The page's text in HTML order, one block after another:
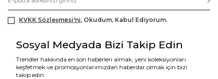
KVKK Sözleşmesi'ni, Okudum, Kabul Ediyorum.
Sosyal Medyada Bizi Takip Edin
Trendler hakkında en son haberleri almak, yeni koleksiyonları
keşfetmek ve promosyonlarımızdan haberdar olmak için bizi
takip edin.